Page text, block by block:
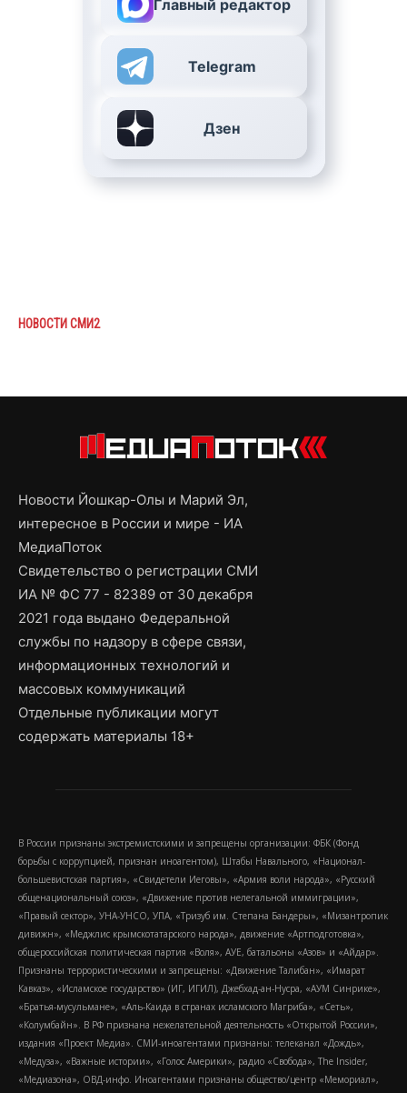
Главный редактор
Telegram
Дзен
НОВОСТИ СМИ2
Новости Йошкар-Олы и Марий Эл,
интересное в России и мире - ИА
МедиаПоток
Свидетельство о регистрации СМИ
ИА № ФС 77 - 82389 от 30 декабря
2021 года выдано Федеральной
службы по надзору в сфере связи,
информационных технологий и
массовых коммуникаций
Отдельные публикации могут
содержать материалы 18+
В России признаны экстремистскими и запрещены организации: ФБК (Фонд
борьбы с коррупцией, признан иноагентом), Штабы Навального, «Национал-
большевистская партия», «Свидетели Иеговы», «Армия воли народа», «Русский
общенациональный союз», «Движение против нелегальной иммиграции»,
«Правый сектор», УНА-УНСО, УПА, «Тризуб им. Степана Бандеры», «Мизантропик
дивижн», «Меджлис крымскотатарского народа», движение «Артподготовка»,
общероссийская политическая партия «Воля», АУЕ, батальоны «Азов» и «Айдар».
Признаны террористическими и запрещены: «Движение Талибан», «Имарат
Кавказ», «Исламское государство» (ИГ, ИГИЛ), Джебхад-ан-Нусра, «АУМ Синрике»,
«Братья-мусульмане», «Аль-Каида в странах исламского Магриба», «Сеть»,
«Колумбайн». В РФ признана нежелательной деятельность «Открытой России»,
издания «Проект Медиа». СМИ-иноагентами признаны: телеканал «Дождь»,
«Медуза», «Важные истории», «Голос Америки», радио «Свобода», The Insider,
«Медиазона», ОВД-инфо. Иноагентами признаны общество/центр «Мемориал»,